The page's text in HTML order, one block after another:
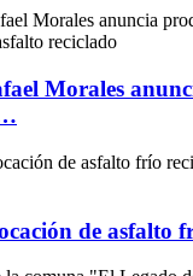
Morales
de asfalto